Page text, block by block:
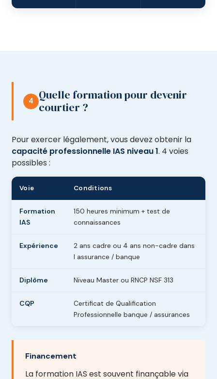
4
Quelle formation pour devenir
courtier ?
Pour exercer légalement, vous devez obtenir la
capacité professionnelle IAS niveau 1. 4 voies
possibles :
Voie Conditions
Formation
IAS
150 heures minimum + test de
connaissances
Expérience
2 ans cadre ou 4 ans non-cadre dans
l assurance / banque
Diplôme Niveau Master ou RNCP NSF 313
CQP
Certificat de Qualification
Professionnelle banque / assurances
Financement
La formation IAS est souvent finançable via